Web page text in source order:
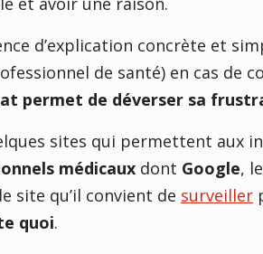
d’explication concrète et
de santé) en cas de
permet de déverser sa
sites qui permettent aux
médicaux dont Google,
site qu’il convient de surveiller
quoi.